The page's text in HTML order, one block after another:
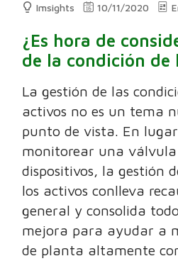
Imsights 10/11/2020
¿Es hora de
de la condición de
La gestión de las
activos no es un tema
punto de vista. En
monitorear una
dispositivos, la gestión
los activos conlleva
general y consolida
mejora para ayudar a
de planta altamente